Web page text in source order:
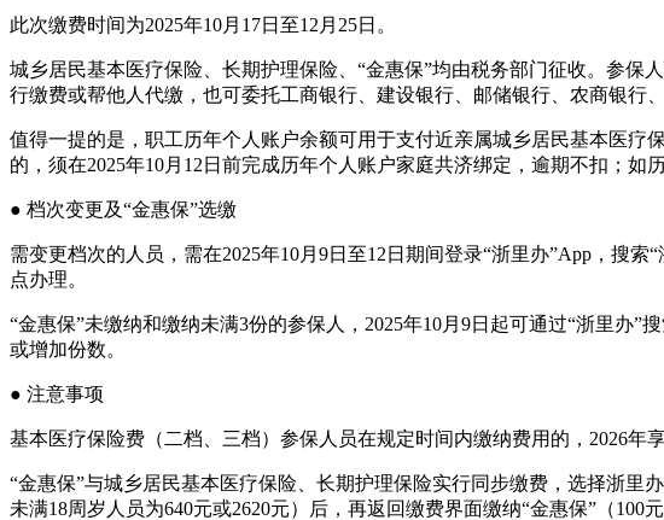
此次缴费时间为2025年10月17日至12月25日。
城乡居民基本医疗保险、长期护理保险、“金惠保”均由税务部门征收。参
行缴费或帮他人代缴，也可委托工商银行、建设银行、邮储银行、农商银行
值得一提的是，职工历年个人账户余额可用于支付近亲属城乡居民基本医
的，须在2025年10月12日前完成历年个人账户家庭共济绑定，逾期不扣；如
● 档次变更及“金惠保”选缴
需变更档次的人员，需在2025年10月9日至12日期间登录“浙里办”App，搜
点办理。
“金惠保”未缴纳和缴纳未满3份的参保人，2025年10月9日起可通过“浙里办”
或增加份数。
● 注意事项
基本医疗保险费（二档、三档）参保人员在规定时间内缴纳费用的，2026年
“金惠保”与城乡居民基本医疗保险、长期护理保险实行同步缴费，选择浙里
未满18周岁人员为640元或2620元）后，再返回缴费界面缴纳“金惠保”（100元